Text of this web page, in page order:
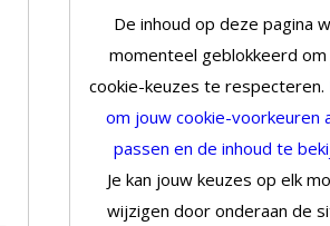
De inhoud op deze pagina
momenteel geblokkeerd
cookie-keuzes te respecteren.
om jouw cookie-voorkeuren
passen en de inhoud te
Je kan jouw keuzes op elk
wijzigen door onderaan de